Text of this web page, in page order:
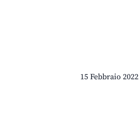
15 Febbraio 2022